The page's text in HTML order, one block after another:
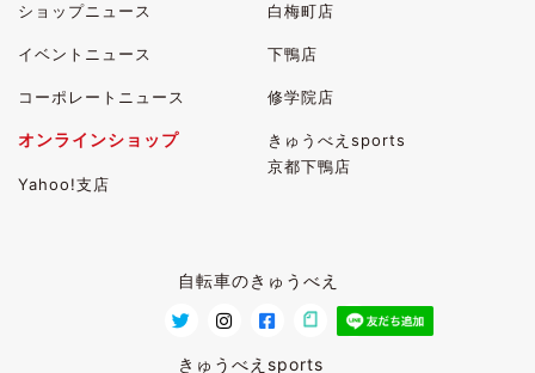
ショップニュース
イベントニュース
コーポレートニュース
白梅町店
下鴨店
修学院店
きゅうべえsports
京都下鴨店
オンラインショップ
Yahoo!支店
自転車のきゅうべえ
きゅうべえsports